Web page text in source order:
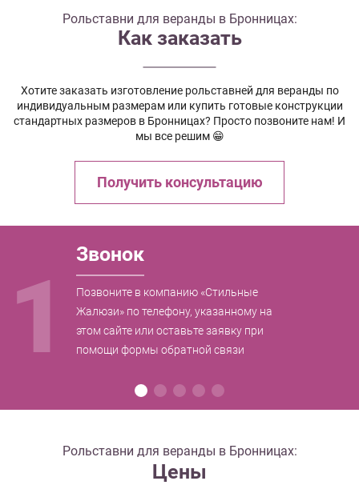
Рольставни для веранды в Бронницах:
Как заказать
Хотите заказать изготовление рольставней для веранды по
индивидуальным размерам или купить готовые конструкции
стандартных размеров в Бронницах? Просто позвоните нам! И
мы все решим 😁
Получить консультацию
1
Звонок
Позвоните в компанию «Стильные
Жалюзи» по телефону, указанному на
этом сайте или оставьте заявку при
помощи формы обратной связи
Рольставни для веранды в Бронницах:
Цены